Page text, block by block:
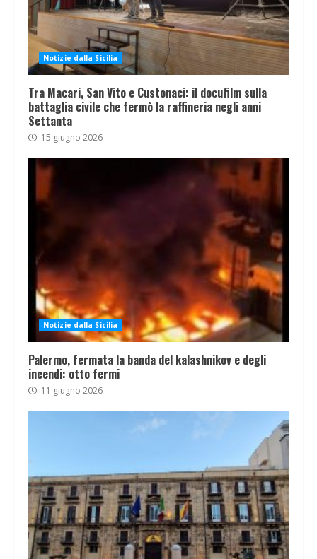
Notizie dalla Sicilia
Tra Macari, San Vito e Custonaci: il docufilm sulla
battaglia civile che fermò la raffineria negli anni
Settanta
15 giugno 2026
Notizie dalla Sicilia
Palermo, fermata la banda del kalashnikov e degli
incendi: otto fermi
11 giugno 2026